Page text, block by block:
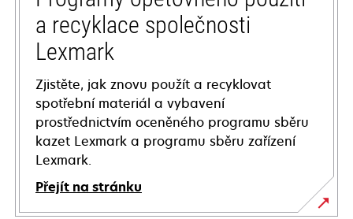
a recyklace společnosti
Lexmark
Zjistěte, jak znovu použít a recyklovat
spotřební materiál a vybavení
prostřednictvím oceněného programu sběru
kazet Lexmark a programu sběru zařízení
Lexmark.
Přejít na stránku